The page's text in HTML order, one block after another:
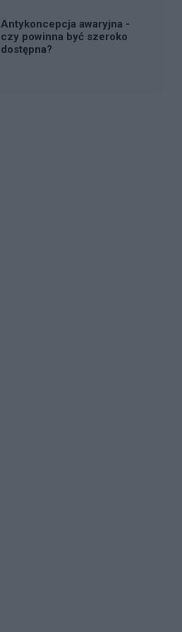
Antykoncepcja awaryjna -
czy powinna być szeroko
dostępna?